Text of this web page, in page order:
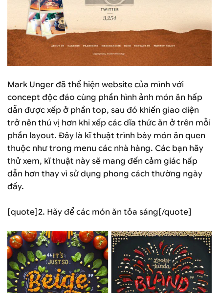
Mark Unger đã thể hiện website của mình với
concept độc đáo cùng phần hình ảnh món ăn hấp
dẫn được xếp ở phần top, sau đó khiến giao diện
trở nên thú vị hơn khi xếp các dĩa thức ăn ở trên mỗi
phần layout. Đây là kĩ thuật trình bày món ăn quen
thuộc như trong menu các nhà hàng. Các bạn hãy
thử xem, kĩ thuật này sẽ mang đến cảm giác hấp
dẫn hơn thay vì sử dụng phong cách thường ngày
đấy.
[quote]2. Hãy để các món ăn tỏa sáng[/quote]